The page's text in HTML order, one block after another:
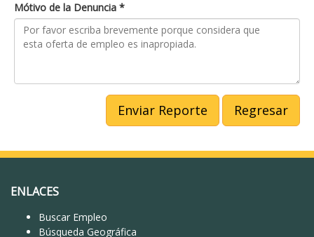
Mótivo de la Denuncia *
Enviar Reporte Regresar
ENLACES
Buscar Empleo
Búsqueda Geográfica